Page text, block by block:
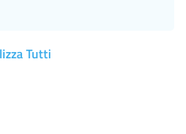
Tutti